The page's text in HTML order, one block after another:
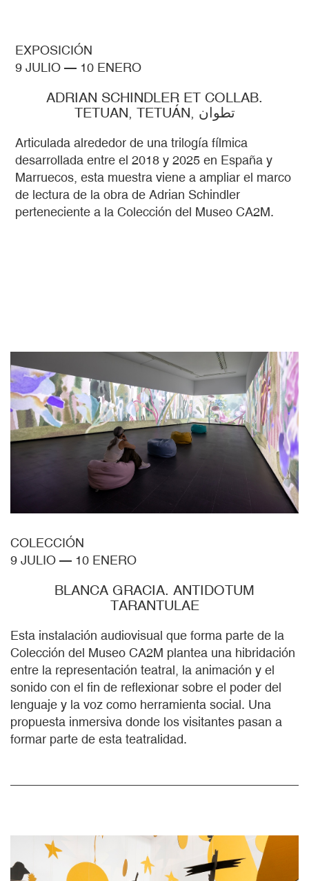
EXPOSICIÓN
9 JULIO — 10 ENERO
ADRIAN SCHINDLER ET COLLAB.
TETUAN, TETUÁN, تطوان
Articulada alrededor de una trilogía fílmica
desarrollada entre el 2018 y 2025 en España y
Marruecos, esta muestra viene a ampliar el marco
de lectura de la obra de Adrian Schindler
perteneciente a la Colección del Museo CA2M.
COLECCIÓN
9 JULIO — 10 ENERO
BLANCA GRACIA. ANTIDOTUM
TARANTULAE
Esta instalación audiovisual que forma parte de la
Colección del Museo CA2M plantea una hibridación
entre la representación teatral, la animación y el
sonido con el fin de reflexionar sobre el poder del
lenguaje y la voz como herramienta social. Una
propuesta inmersiva donde los visitantes pasan a
formar parte de esta teatralidad.